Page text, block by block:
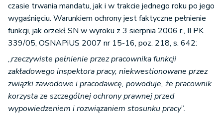
czasie trwania mandatu, jak i w trakcie jednego roku po jego
wygaśnięciu. Warunkiem ochrony jest faktyczne pełnienie
funkcji, jak orzekł SN w wyroku z 3 sierpnia 2006 r., II PK
339/05, OSNAPiUS 2007 nr 15-16, poz. 218, s. 642:
„rzeczywiste pełnienie przez pracownika funkcji
zakładowego inspektora pracy, niekwestionowane przez
związki zawodowe i pracodawcę, powoduje, że pracownik
korzysta ze szczególnej ochrony prawnej przed
wypowiedzeniem i rozwiązaniem stosunku pracy”.